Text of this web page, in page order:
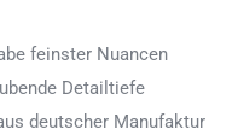
feinster Nuancen
Detailtiefe
deutscher Manufaktur